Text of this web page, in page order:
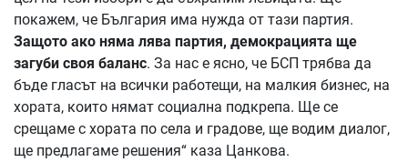
покажем, че България има нужда от тази партия.
Защото ако няма лява партия, демокрацията ще
загуби своя баланс. За нас е ясно, че БСП трябва да
бъде гласът на всички работещи, на малкия бизнес, на
хората, които нямат социална подкрепа. Ще се
срещаме с хората по села и градове, ще водим диалог,
ще предлагаме решения“ каза Цанкова.